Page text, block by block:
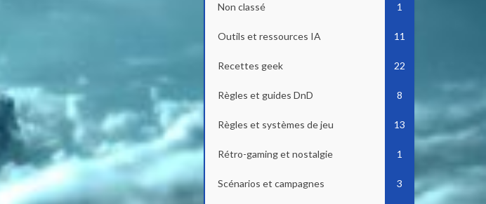
Non classé 1
Outils et ressources IA 11
Recettes geek 22
Règles et guides DnD 8
Règles et systèmes de jeu 13
Rétro-gaming et nostalgie 1
Scénarios et campagnes 3